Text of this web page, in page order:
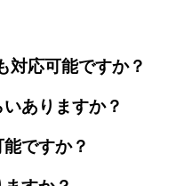
対応可能ですか？
ありますか？
ですか？